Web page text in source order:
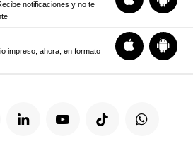
notificaciones y no te
impreso, ahora, en formato